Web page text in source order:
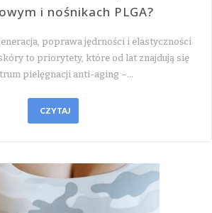
i nośnikach PLGA?
poprawa jędrności i elastyczności
to priorytety, które od lat znajdują się
pielęgnacji anti-aging –…
CZYTAJ